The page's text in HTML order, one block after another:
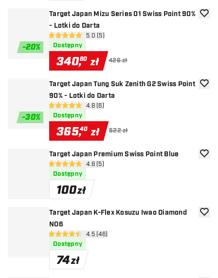
-20%
Target Japan Mizu Series 01 Swiss Point 90%
- Lotki do Darta
otwórz panel recenzji
5 gwiazdki oceny5.0 (5)
Dostępny
340,80 zł 426 zł
-30%
Target Japan Tung Suk Zenith G2 Swiss Point
90% - Lotki do Darta
otwórz panel recenzji
4.8 gwiazdki oceny
4.8 (6)
Dostępny
365,40 zł 522 zł
Target Japan Premium Swiss Point Blue
otwórz panel recenzji
4.8 gwiazdki oceny
4.8 (5)
Dostępny
100zł
Target Japan K-Flex Kosuzu Iwao Diamond
NO6
otwórz panel recenzji
4.5 gwiazdki oceny
4.5 (46)
Dostępny
74zł